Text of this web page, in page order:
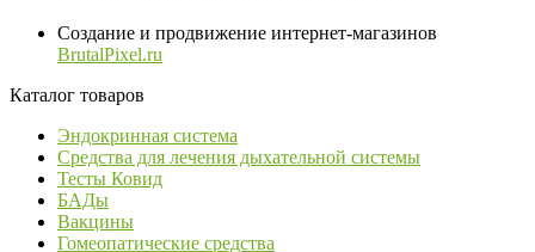
Создание и продвижение интернет-магазинов
BrutalPixel.ru
Каталог товаров
Эндокринная система
Средства для лечения дыхательной системы
Тесты Ковид
БАДы
Вакцины
Гомеопатические средства